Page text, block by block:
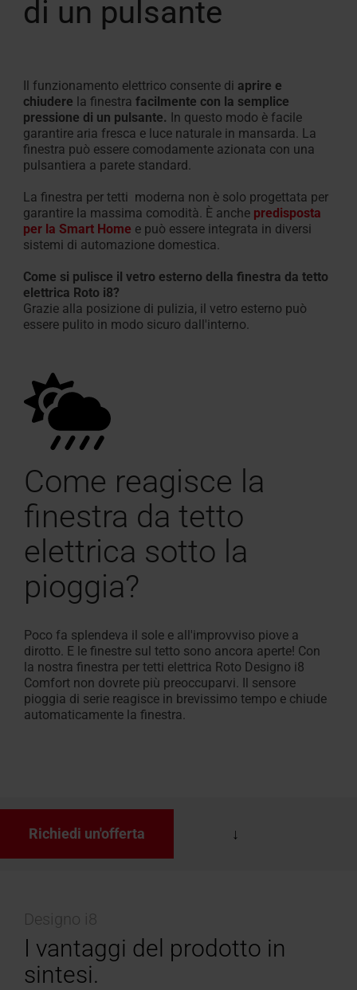
di un pulsante
Il funzionamento elettrico consente di aprire e
chiudere la finestra facilmente con la semplice
pressione di un pulsante. In questo modo è facile
garantire aria fresca e luce naturale in mansarda. La
finestra può essere comodamente azionata con una
pulsantiera a parete standard.
La finestra per tetti moderna non è solo progettata per
garantire la massima comodità. È anche predisposta
per la Smart Home e può essere integrata in diversi
sistemi di automazione domestica.
Come si pulisce il vetro esterno della finestra da tetto
elettrica Roto i8?
Grazie alla posizione di pulizia, il vetro esterno può
essere pulito in modo sicuro dall'interno.
Come reagisce la
finestra da tetto
elettrica sotto la
pioggia?
Poco fa splendeva il sole e all'improvviso piove a
dirotto. E le finestre sul tetto sono ancora aperte! Con
la nostra finestra per tetti elettrica Roto Designo i8
Comfort non dovrete più preoccuparvi. Il sensore
pioggia di serie reagisce in brevissimo tempo e chiude
automaticamente la finestra.
Richiedi un'offerta
Designo i8
I vantaggi del prodotto in
sintesi.